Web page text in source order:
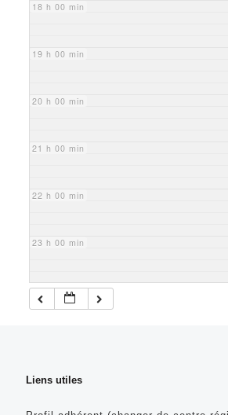
18 h 00 min
19 h 00 min
20 h 00 min
21 h 00 min
22 h 00 min
23 h 00 min
Liens utiles